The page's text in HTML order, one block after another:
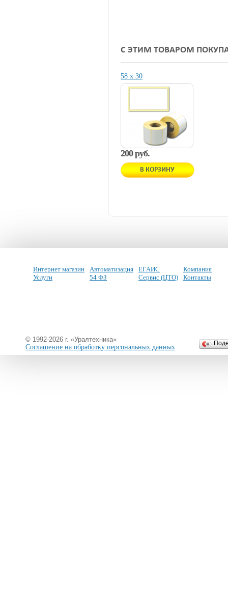
С ЭТИМ ТОВАРОМ
58 х 30
200 руб.
В КОРЗИНУ
Интернет магазин
Услуги
Автоматизация
54 ФЗ
ЕГАИС
Сервис (ЦТО)
Компания
Контакты
© 1992-2026 г. «Уралтехника»
Соглашение на обработку персональных данных